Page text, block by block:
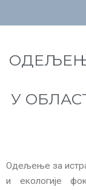
У
Одељење за
и екологије